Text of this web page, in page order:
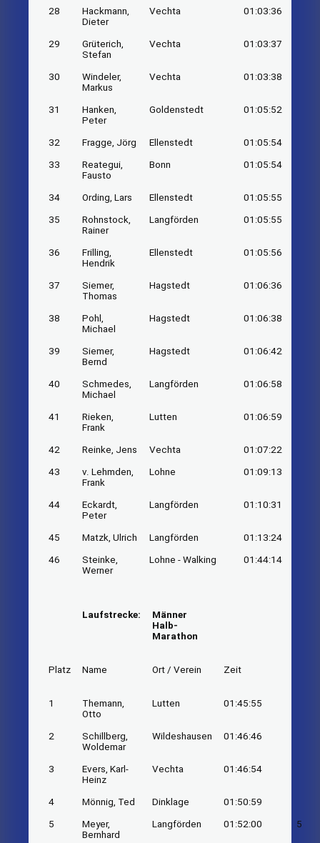
28
Hackmann,
Dieter
Vechta 01:03:36
29
Grüterich,
Stefan
Vechta 01:03:37
30
Windeler,
Markus
Vechta 01:03:38
31
Hanken,
Peter
Goldenstedt 01:05:52
32 Fragge, Jörg Ellenstedt 01:05:54
33
Reategui,
Fausto
Bonn 01:05:54
34 Ording, Lars Ellenstedt 01:05:55
35
Rohnstock,
Rainer
Langförden 01:05:55
36
Frilling,
Hendrik
Ellenstedt 01:05:56
37
Siemer,
Thomas
Hagstedt 01:06:36
38
Pohl,
Michael
Hagstedt 01:06:38
39
Siemer,
Bernd
Hagstedt 01:06:42
40
Schmedes,
Michael
Langförden 01:06:58
41
Rieken,
Frank
Lutten 01:06:59
42 Reinke, Jens Vechta 01:07:22
43
v. Lehmden,
Frank
Lohne 01:09:13
44
Eckardt,
Peter
Langförden 01:10:31
45 Matzk, Ulrich Langförden 01:13:24
46
Steinke,
Werner
Lohne - Walking 01:44:14
Laufstrecke:
Männer
Halb-
Marathon
Platz Name Ort / Verein Zeit
1
Themann,
Otto
Lutten 01:45:55
2
Schillberg,
Woldemar
Wildeshausen 01:46:46
3
Evers, Karl-
Heinz
Vechta 01:46:54
4 Mönnig, Ted Dinklage 01:50:59
5
Meyer,
Bernhard
Langförden 01:52:00 5